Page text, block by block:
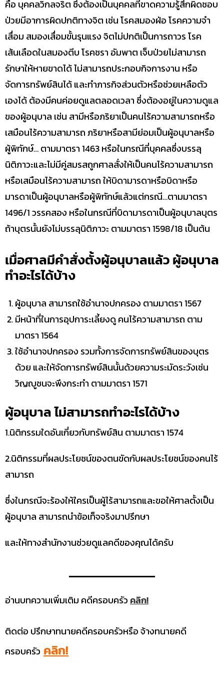
คือ บุคคลวิกลจริต ซึ่งต้องเป็นบุคคลที่ขาดความรู้สึกผิดชอบ
ป่วยมีอาการผิดปกติทางจิต เช่น โรคสมองฝ่อ โรคความจำ
เสื่อม สมองเสื่อมขั้นรุนแรง จิตไม่ปกติเป็นการถาวร โรค
เส้นเลือดในสมองตีบ โรคชรา อัมพาต เจ็บป่วยไม่สามารถ
รักษาให้หายขาดได้ ไม่สามารถประกอบกิจการงาน หรือ
จัดการทรัพย์สินได้ และทำภารกิจส่วนตัวหรือช่วยเหลือตัว
เองได้ ต้องมีคนค่อยดูแลตลอดเวลา ซึ่งต้องอยู่ในความดูแล
ของผู้อนุบาล เช่น สามีหรือภริยาเป็นคนไร้ความสามารถหรือ
เสมือนไร้ความสามารถ ภริยาหรือสามีย่อมเป็นผู้อนุบาลหรือ
ผู้พิทักษ์… ตามมาตรา 1463 หรือในกรณีที่บุคคลซึ่งบรรลุ
นิติภาวะและไม่มีคู่สมรสถูกศาลสั่งให้เป็นคนไร้ความสามารถ
หรือเสมือนไร้ความสามารถ ให้บิดามารดาหรือบิดาหรือ
มารดาเป็นผู้อนุบาลหรือผู้พิทักษ์แล้วแต่กรณี…ตามมาตรา
1496/1 วรรคสอง หรือในกรณีที่บิดามารดาเป็นผู้อนุบาลบุตร
ถ้าบุตรนั้นยังไม่บรรลุนิติภาวะ ตามมาตรา 1598/18 เป็นต้น
เมื่อศาลมีคำสั่งตั้งผู้อนุบาลแล้ว ผู้อนุบาล
ทำอะไรได้บ้าง
ผู้อนุบาล สามารถใช้อำนาจปกครอง ตามมาตรา 1567
มีหน้าที่ในการอุปการะเลี้ยงดู คนไร้ความสามารถ ตาม
มาตรา 1564
ใช้อำนาจปกครอง รวมทั้งการจัดการทรัพย์สินของบุตร
ด้วย และให้จัดการทรัพย์สินนั้นด้วยความระมัดระวังเช่น
วิญญูชนจะพึงกระทำ ตามมาตรา 1571
ผู้อนุบาล ไม่สามารถทำอะไรได้บ้าง
1.นิติกรรมใดอันเกี่ยวกับทรัพย์สิน ตามมาตรา 1574
2.นิติกรรมที่ผลประโยชน์ของตนขัดกับผลประโยชน์ของคนไร้
สามารถ
ซึ่งในกรณีจะร้องให้ใครเป็นผู้ไร้สามารถและขอให้ศาลตั้งเป็น
ผู้อนุบาล สามารถนำข้อเท็จจริงมาปรึกษา
และให้ทางสำนักงานช่วยดูแลคดีของคุณได้ครับ
อ่านบทความเพิ่มเติม คดีครอบครัว คลิก!
ติดต่อ ปรึกษาทนายคดีครอบครัวหรือ จ้างทนายคดี
ครอบครัว คลิก!